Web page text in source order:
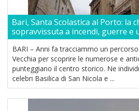
Bari, Santa Scolastica al Porto: la
sopravvissuta a incendi, guerre e
BARI – Anni fa tracciammo un
Vecchia per scoprire le numerose e
punteggiano il centro storico. Ne
celebri Basilica di San Nicola e ...